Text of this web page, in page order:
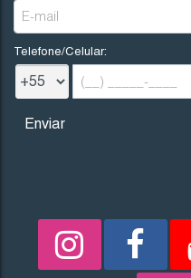
Telefone/Celular: